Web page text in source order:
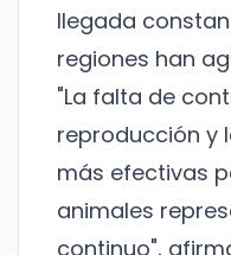
llegada
regiones han
"La falta de
reproducción y
más efectivas
animales
continuo",